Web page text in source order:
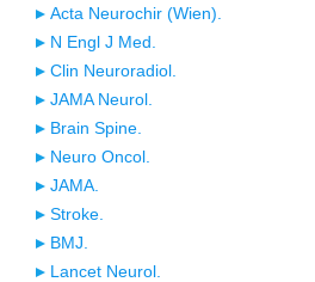
Acta Neurochir (Wien).
N Engl J Med.
Clin Neuroradiol.
JAMA Neurol.
Brain Spine.
Neuro Oncol.
JAMA.
Stroke.
BMJ.
Lancet Neurol.